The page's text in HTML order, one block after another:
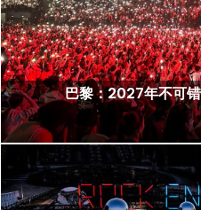
巴黎：2027年不可